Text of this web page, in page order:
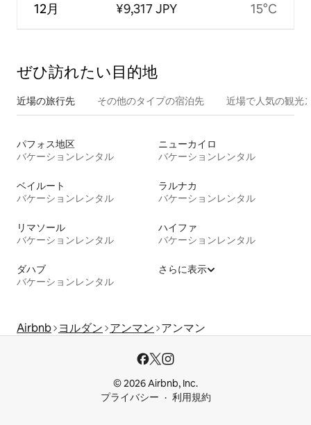
12月 ¥9,317 JPY 15°C
ぜひ訪⁠れ⁠た⁠い目⁠的⁠地
近場の旅行先 その他のタ⁠イ⁠プ⁠の宿⁠泊⁠先 近場で人気の観光
パフォス地区
バケーションレンタル
ニューカイロ
バケーションレンタル
ベイルート
バケーションレンタル
ラルナカ
バケーションレンタル
リマソール
バケーションレンタル
ハイファ
バケーションレンタル
ダハブ
バケーションレンタル
さらに表示
Airbnb ヨルダン アンマン アンマン
© 2026 Airbnb, Inc.
プライバシー
利用規約